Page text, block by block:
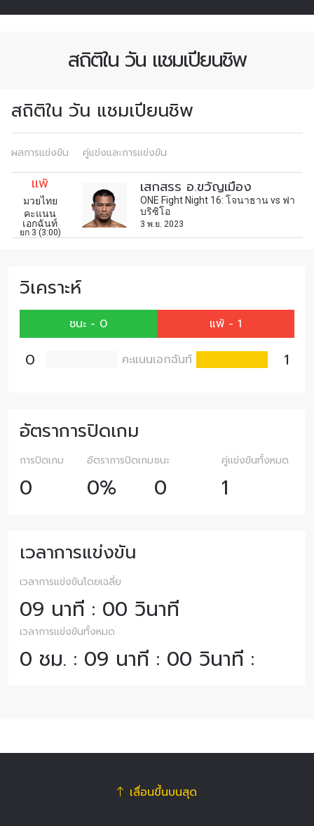
สถิติใน วัน แชมเปียนชิพ
สถิติใน วัน แชมเปียนชิพ
ผลการแข่งขัน คู่แข่งและการแข่งขัน
แพ้
มวยไทย
คะแนน
เอกฉันท์
ยก 3 (3:00)
เสกสรร อ.ขวัญเมือง
ONE Fight Night 16: โจนาธาน vs ฟา
บริซิโอ
3 พ.ย. 2023
วิเคราะห์
ชนะ - 0 แพ้ - 1
0 คะแนนเอกฉันท์ 1
อัตราการปิดเกม
การปิดเกม
0
อัตราการปิดเกม
0%
ชนะ
0
คู่แข่งขันทั้งหมด
1
เวลาการแข่งขัน
เวลาการแข่งขันโดยเฉลี่ย
09 นาที : 00 วินาที
เวลาการแข่งขันทั้งหมด
0 ชม. : 09 นาที : 00 วินาที :
เลื่อนขึ้นบนสุด
คู่แข่ง
ดูไฮไลต์การแข่งขัน
สมัครเพื่อไม่พลาดข่าวเด็ด
เพื่อไม่พลาดข่าวสารของ ONE รีบลงทะเบียนตอนนี้
เพื่อรับข้อมูลอัปเดตล่าสุดก่อนใคร รวมทั้งข้อเสนอ
และสิทธิพิเศษในการเลือกที่นั่งที่ดีที่สุดในสนาม
อีเมล
สมัคร
การส่งแบบฟอร์มนี้ถือว่าท่านให้ความยินยอมให้เรา